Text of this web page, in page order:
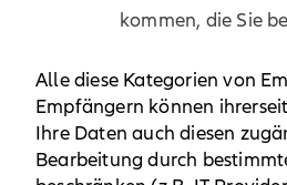
kommen, die Sie
Alle diese Kategorien von
Empfängern können
Ihre Daten auch diesen
Bearbeitung durch